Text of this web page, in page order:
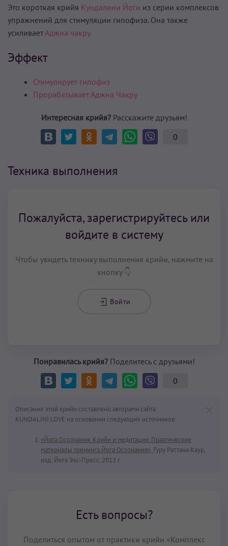
Это короткая крийя Кундалини Йоги из серии комплексов
упражнений для стимуляции гипофиза. Она также
усиливаетАджна чакру.
Эффект
Стимулирует гипофиз
Прорабатывает Аджна Чакру
Интересная крийя?Расскажите друзьям!
0
Техника выполнения
Пожалуйста, зарегистрируйтесь или
войдите в систему
Чтобы увидеть технику выполнения крийи, нажмите на
кнопку 👇
Войти
Понравилась крийя?Поделитесь с друзьями!
0
Описание этой крийи составлено авторами сайта
KUNDALINI.LOVE на основании следующих источников:
«Йога Осознания. Крийи и медитации. Практические
материалы тренинга Йога Осознания», Гуру Раттана Каур,
изд: Йога Экс-Пресс, 2012 г.
Есть вопросы?
Поделиться опытом от практики крийи «Комплекс